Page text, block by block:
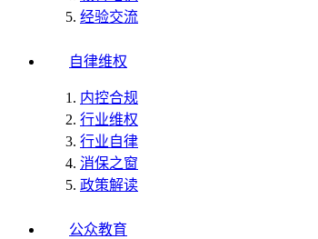
经验交流
自律维权
内控合规
行业维权
行业自律
消保之窗
政策解读
公众教育